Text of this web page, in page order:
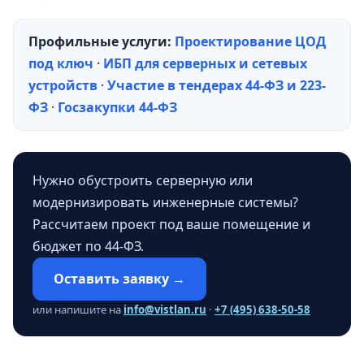
Профильные услуги: Проектирование ЦОД
под ключ · ИБП для серверных и сетевых
устройств · Участие в тендерах 44-ФЗ и 223-
ФЗ · Госзакупки 44-ФЗ
Нужно обустроить серверную или
модернизировать инженерные системы?
Рассчитаем проект под ваше помещение и
бюджет по 44-ФЗ.
Оставить заявку →
или напишите на info@vistlan.ru · +7 (495) 638-50-58